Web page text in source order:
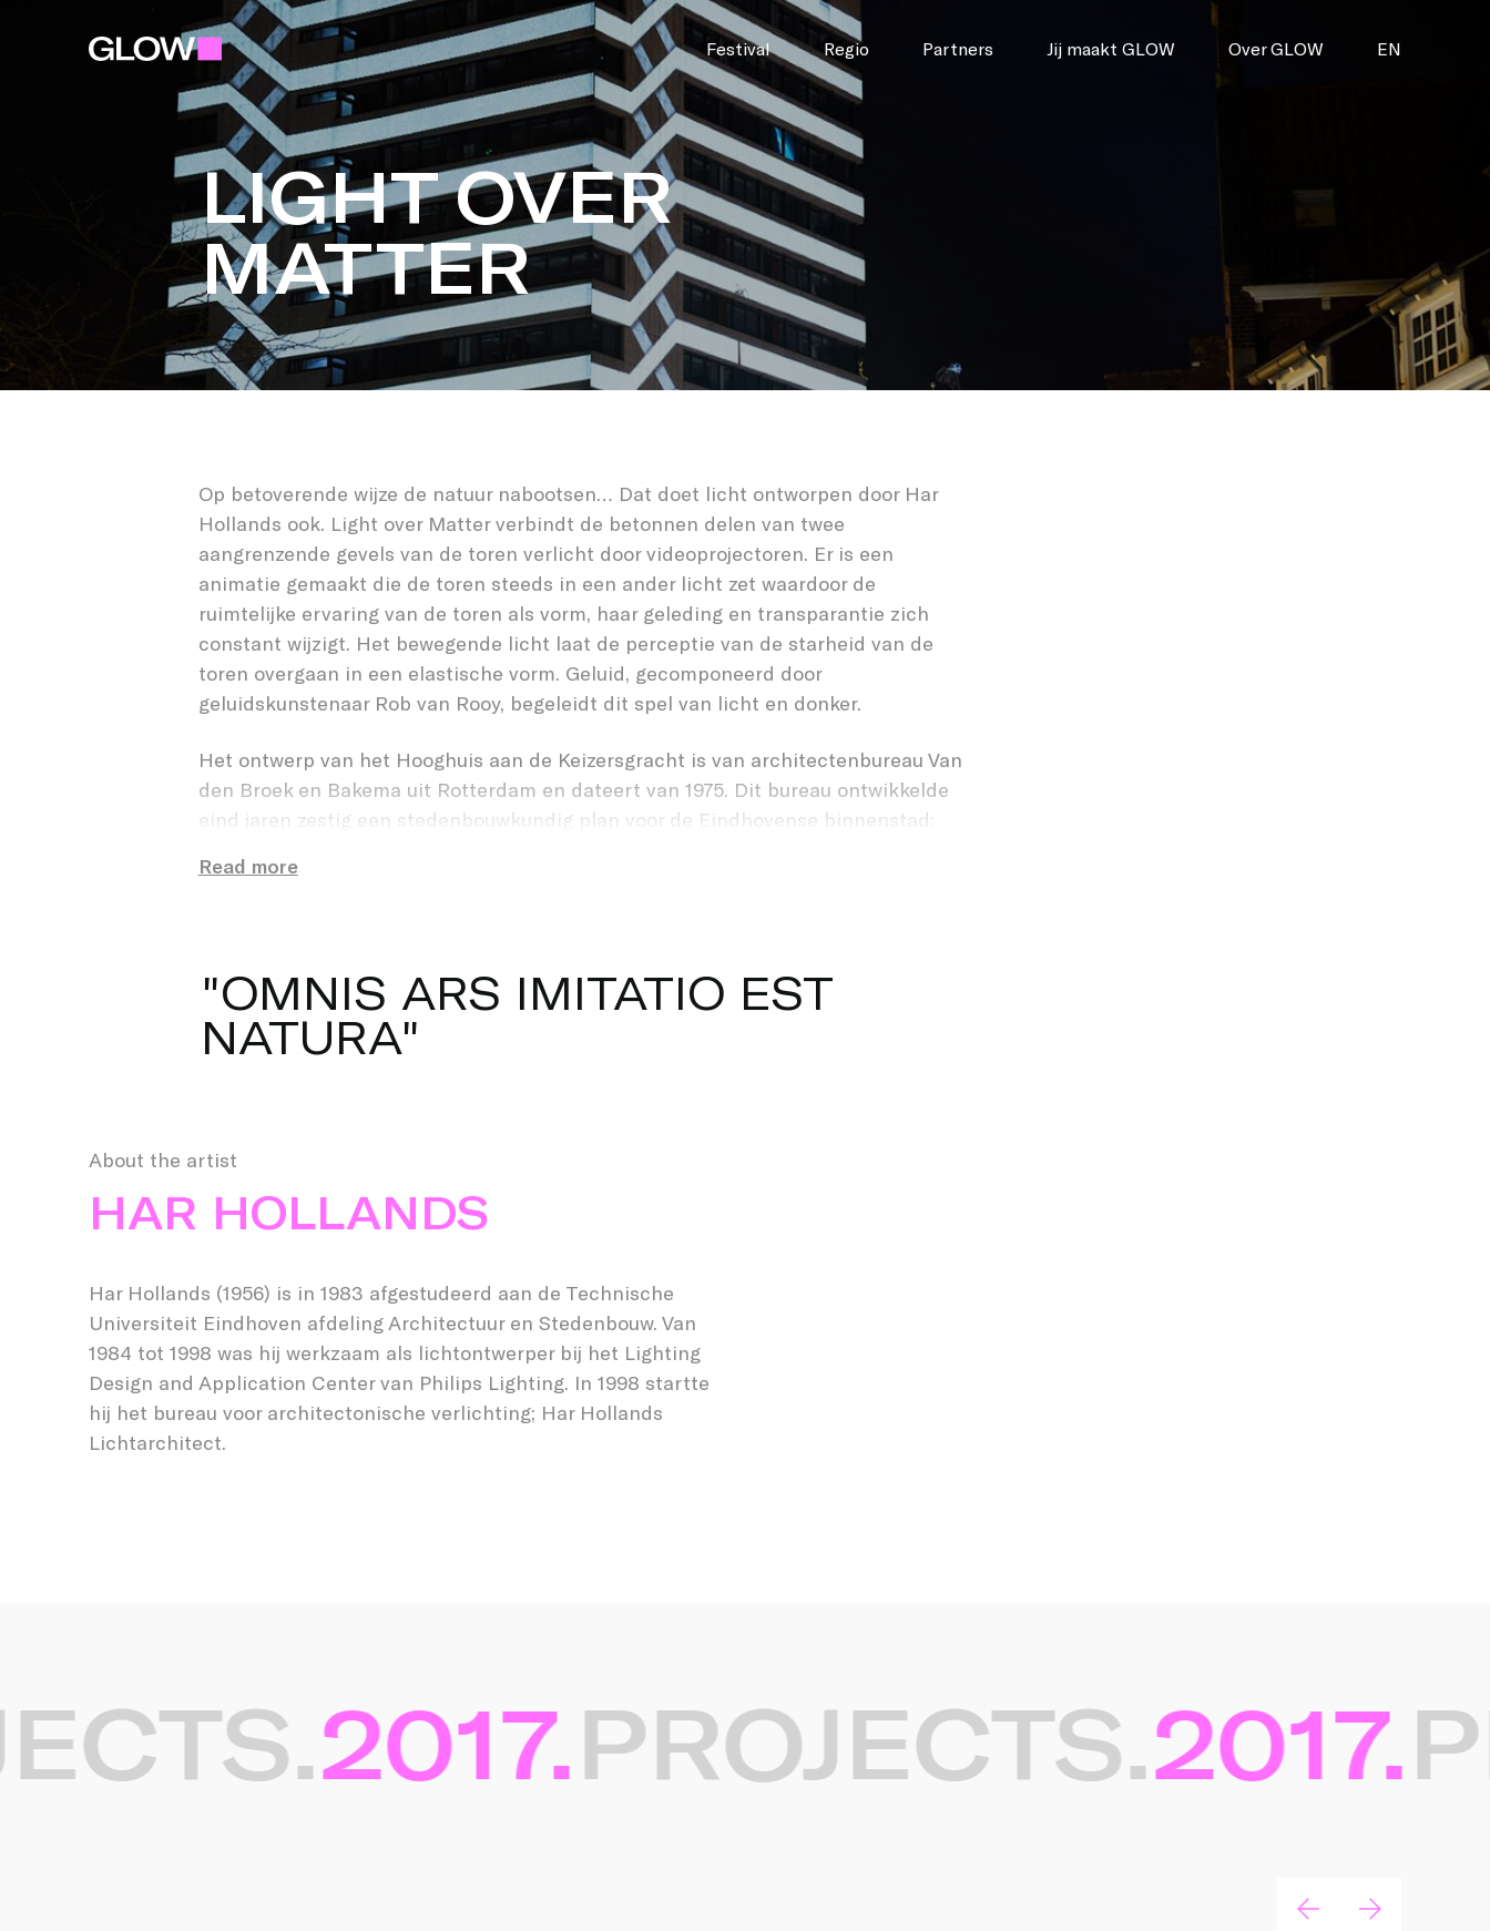
Festival Regio Partners Jij maakt GLOW Over GLOW EN
LIGHT OVER
MATTER
LIGHT OVER MATTER
Op betoverende wijze de natuur nabootsen… Dat doet licht ontworpen door Har
Hollands ook. Light over Matter verbindt de betonnen delen van twee
aangrenzende gevels van de toren verlicht door videoprojectoren. Er is een
animatie gemaakt die de toren steeds in een ander licht zet waardoor de
ruimtelijke ervaring van de toren als vorm, haar geleding en transparantie zich
constant wijzigt. Het bewegende licht laat de perceptie van de starheid van de
toren overgaan in een elastische vorm. Geluid, gecomponeerd door
geluidskunstenaar Rob van Rooy, begeleidt dit spel van licht en donker.
Het ontwerp van het Hooghuis aan de Keizersgracht is van architectenbureau Van
den Broek en Bakema uit Rotterdam en dateert van 1975. Dit bureau ontwikkelde
eind jaren zestig een stedenbouwkundig plan voor de Eindhovense binnenstad:
1974. De tijdgeest veranderde. In plaats van grootschalige stedenbouwkundige
Cityplan is. Het kantoorgebouw heeft een onderbouw van twee verdiepingen met
een 12 verdiepingen tellende toren. De twee gestapelde bouwvolumes vormen een
strakke structuur van horizontale en verticale betonnen lijnen en glazen vlakken.
Read more
"OMNIS ARS IMITATIO EST
NATURA"
About the artist
HAR HOLLANDS
Har Hollands (1956) is in 1983 afgestudeerd aan de Technische
Universiteit Eindhoven afdeling Architectuur en Stedenbouw. Van
1984 tot 1998 was hij werkzaam als lichtontwerper bij het Lighting
Design and Application Center van Philips Lighting. In 1998 startte
hij het bureau voor architectonische verlichting; Har Hollands
Lichtarchitect.
2017.PROJECTS.2017.